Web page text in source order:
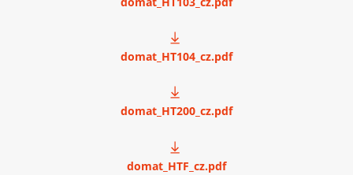
domat_HT104_cz.pdf
domat_HT200_cz.pdf
domat_HTF_cz.pdf